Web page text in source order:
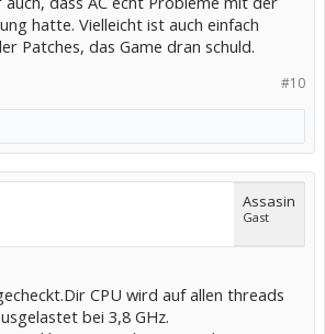
hatte. Vielleicht ist auch einfach
Patches, das Game dran schuld.
#10
Assasin
Gast
CPU wird auf allen threads
bei 3,8 GHz.